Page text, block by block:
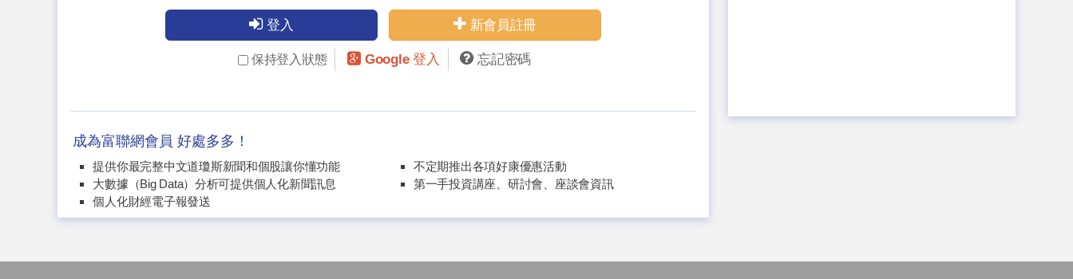
登入 新會員註冊
保持登入狀態 Google 登入 忘記密碼
成為富聯網會員 好處多多！
提供你最完整中文道瓊斯新聞和個股讓你懂功能
大數據（Big Data）分析可提供個人化新聞訊息
個人化財經電子報發送
不定期推出各項好康優惠活動
第一手投資講座、研討會、座談會資訊